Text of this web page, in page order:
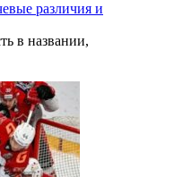
различия и
в названии,